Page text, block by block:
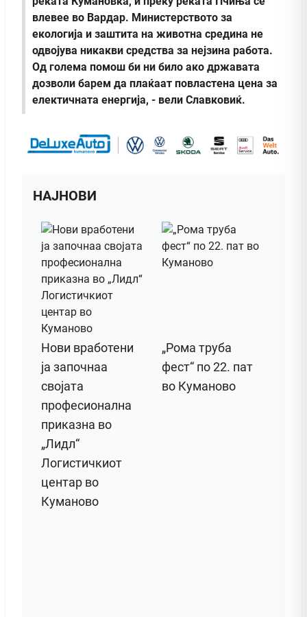
влевее во Вардар. Министерството за
екологија и заштита на животна средина не
одвојува никакви средства за нејзина работа.
Од голема помош би ни било ако државата
дозволи барем да плаќаат повластена цена за
електичната енергија, - вели Славковиќ.
НАЈНОВИ
Нови вработени
ја започнаа
својата
професионална
приказна во
„Лидл“
Логистичкиот
центар во
Куманово
„Рома труба
фест“ по 22. пат
во Куманово